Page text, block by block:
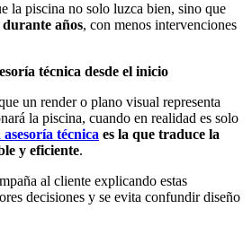
la piscina no solo luzca bien, sino que
años, con menos intervenciones
técnica desde el inicio
un render o plano visual representa
la piscina, cuando en realidad es solo
técnica es la que traduce la
y eficiente.
al cliente explicando estas
decisiones y se evita confundir diseño